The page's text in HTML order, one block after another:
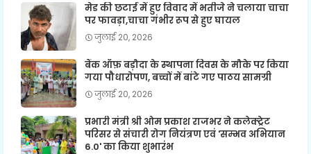
मेड की छटाई में हुए विवाद में भतीजे ने चलाया चाचा
पर फावड़ा,चाचा गंभीर रूप से हुए घायल
जुलाई 20, 2026
बैंक ऑफ़ बड़ौदा के स्थापना दिवस के मौके पर किया
गया पौधारोपण, बच्चों में बांटे गए पाठय सामग्री
जुलाई 20, 2026
प्रभारी मंत्री श्री ओम प्रकाश राजभर ने कलेक्ट्रेट
परिसर से संचारी रोग नियंत्रण एवं 'सम्भव अभियान
6.0' का किया शुभारंभ